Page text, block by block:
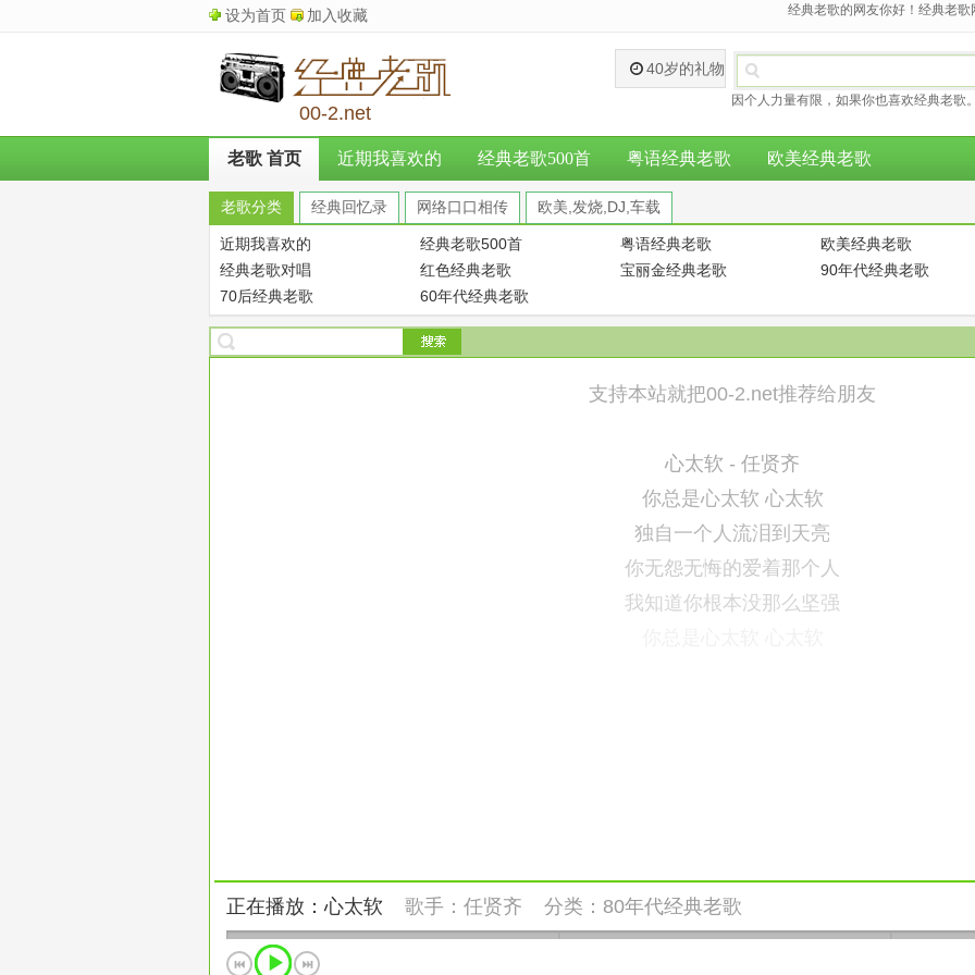
设为首页 加入收藏 经典老歌的网友你好！经典老
00-2.net
40岁的礼物
因个人力量有限，如果你也喜欢经典老歌
老歌 首页 近期我喜欢的 经典老歌500首 粤语经典老歌 欧美经典老歌
老歌分类 经典回忆录 网络口口相传 欧美,发烧,DJ,车载
近期我喜欢的 经典老歌500首 粤语经典老歌 欧美经典老歌
经典老歌对唱
红色经典老歌 宝丽金经典老歌 90年代经典老歌
70后经典老歌
60年代经典老歌
支持本站就把00-2.net推荐给朋友
心太软 - 任贤齐
你总是心太软 心太软
独自一个人流泪到天亮
你无怨无悔的爱着那个人
我知道你根本没那么坚强
正在播放：心太软 歌手： 任贤齐 分类： 80年代经典老歌